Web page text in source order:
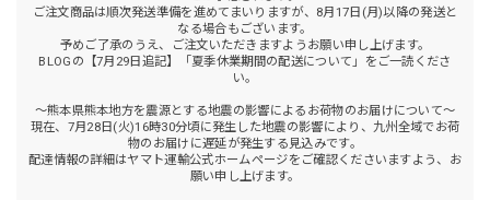
ご注文商品は順次発送準備を進めてまいりますが、8月17日(月)以降の発送と
なる場合もございます。
予めご了承のうえ、ご注文いただきますようお願い申し上げます。
BLOGの【7月29日追記】「夏季休業期間の配送について」をご一読くださ
い。
～熊本県熊本地方を震源とする地震の影響によるお荷物のお届けについて～
現在、7月28日(火)16時30分頃に発生した地震の影響により、九州全域でお荷
物のお届けに遅延が発生する見込みです。
配達情報の詳細はヤマト運輸公式ホームページをご確認くださいますよう、お
願い申し上げます。